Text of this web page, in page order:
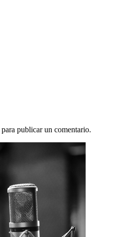
para publicar un comentario.